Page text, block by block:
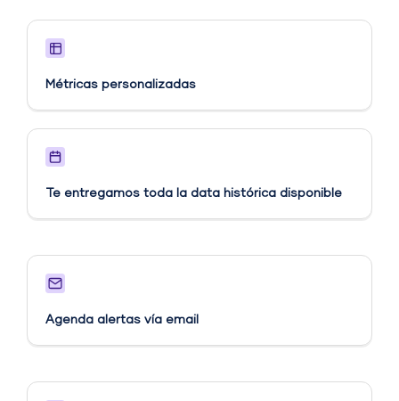
Métricas personalizadas​
Te entregamos toda la data histórica disponible
Agenda alertas vía email​